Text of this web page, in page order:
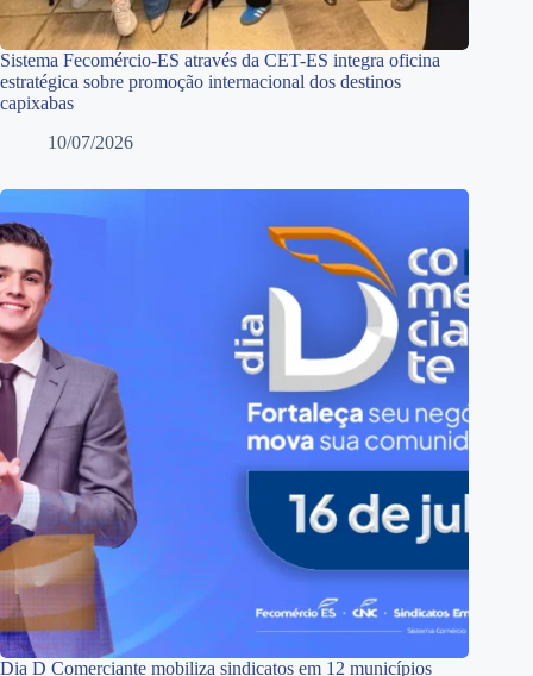
Sistema Fecomércio-ES através da CET-ES integra oficina
estratégica sobre promoção internacional dos destinos
capixabas
10/07/2026
Dia D Comerciante mobiliza sindicatos em 12 municípios